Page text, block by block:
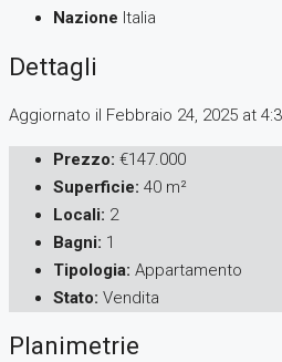
Nazione Italia
Dettagli
Aggiornato il Febbraio 24, 2025 at
Prezzo: €147.000
Superficie: 40 m²
Locali: 2
Bagni: 1
Tipologia: Appartamento
Stato: Vendita
Planimetrie